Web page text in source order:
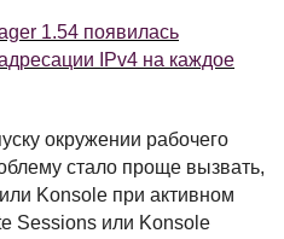
1.54 появилась
IPv4 на каждое
окружении рабочего
стало проще вызвать,
Konsole при активном
Sessions или Konsole